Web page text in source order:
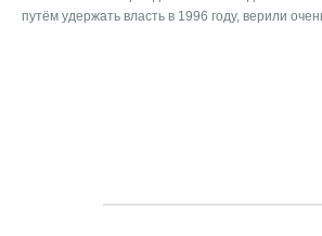
путём удержать власть в 1996 году, верили